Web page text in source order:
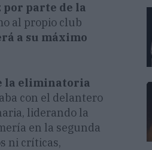
por parte de la
al propio club
a su máximo
la eliminatoria
con el delantero
liderando la
en la segunda
ni críticas,